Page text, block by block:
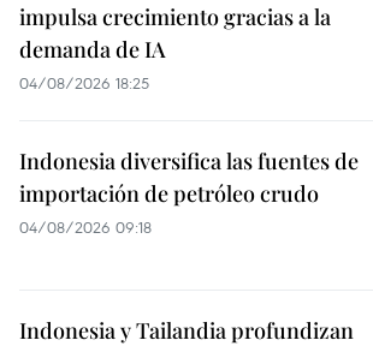
impulsa crecimiento gracias a la
demanda de IA
04/08/2026 18:25
Indonesia diversifica las fuentes de
importación de petróleo crudo
04/08/2026 09:18
Indonesia y Tailandia profundizan